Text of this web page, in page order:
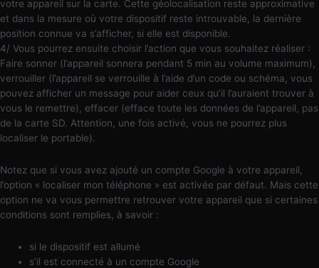
votre appareil sur la carte. Cette géolocalisation reste approximative
et dans la mesure où votre dispositif reste introuvable, la dernière
position connue va s’afficher, si elle est disponible.
4/ Vous pourrez ensuite choisir l’action que vous souhaitez réaliser :
Faire sonner (l’appareil sonnera pendant 5 min au volume maximum),
verrouiller (l’appareil se verrouille à l’aide d’un code ou schéma, vous
pouvez afficher un message pour aider ceux qu’il l’auraient trouver à
vous le remettre), effacer (efface toute les données de l’appareil, pas
de la carte SD. Attention, une fois activé, vous ne pourrez plus
localiser le portable).
Notez que si vous avez ajouté un compte Google à votre appareil,
l’option « localiser mon téléphone » est activée par défaut. Mais cette
option ne va vous permettre retrouver votre appareil que si certaines
conditions sont remplies, à savoir :
si le dispositif est allumé
s’il est connecté à un compte Google